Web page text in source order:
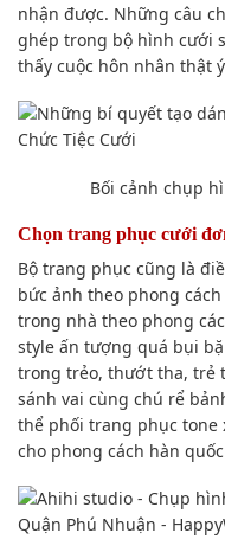
nhận được. Những câu
ghép trong bộ hình cưới
thấy cuộc hôn nhân thật
Bối cảnh chụp
Chọn trang phục cưới
Bộ trang phục cũng là
bức ảnh theo phong cách
trong nhà theo phong
style ấn tượng quá bụi
trong trẻo, thướt tha, trẻ
sánh vai cùng chú rể
thể phối trang phục tone
cho phong cách hàn